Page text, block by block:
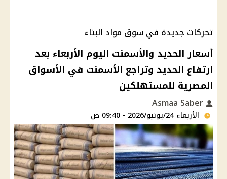
تحركات جديدة في سوق مواد البناء
أسعار الحديد والأسمنت اليوم الأربعاء بعد
ارتفاع الحديد وتراجع الأسمنت في الأسواق
المصرية للمستهلكين
الأربعاء 24/يونيو/2026 - 09:40 ص